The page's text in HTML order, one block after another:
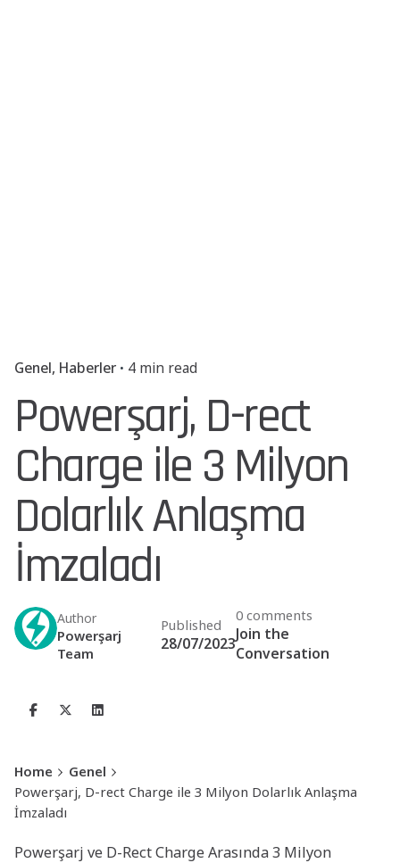
Genel Haberler 4 min read
Powerşarj, D-rect
Charge ile 3 Milyon
Dolarlık Anlaşma
İmzaladı
Author
Powerşarj
Team
Published
28/07/2023
0 comments
Join the
Conversation
Home
Genel
Powerşarj, D-rect Charge ile 3 Milyon Dolarlık Anlaşma
İmzaladı
Powerşarj ve D-Rect Charge Arasında 3 Milyon